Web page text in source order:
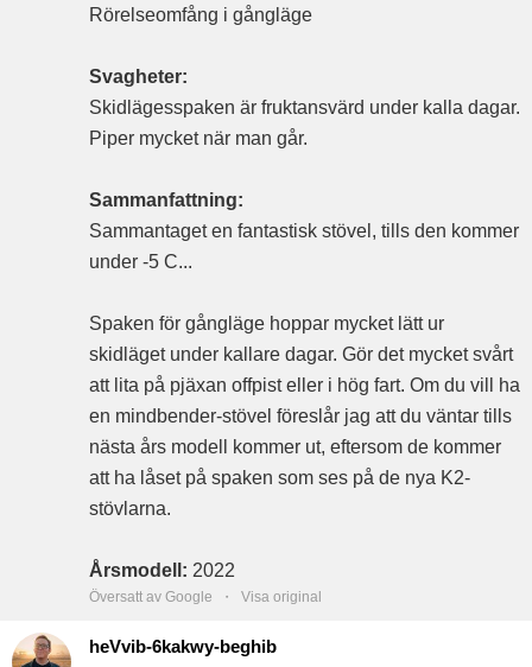
Rörelseomfång i gångläge
Svagheter:
Skidlägesspaken är fruktansvärd under kalla dagar.
Piper mycket när man går.
Sammanfattning:
Sammantaget en fantastisk stövel, tills den kommer
under -5 C...
Spaken för gångläge hoppar mycket lätt ur
skidläget under kallare dagar. Gör det mycket svårt
att lita på pjäxan offpist eller i hög fart. Om du vill ha
en mindbender-stövel föreslår jag att du väntar tills
nästa års modell kommer ut, eftersom de kommer
att ha låset på spaken som ses på de nya K2-
stövlarna.
Årsmodell: 2022
Översatt av Google ・ Visa original
heVvib-6kakwy-beghib